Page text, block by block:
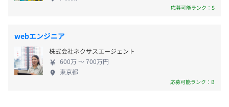
応募可能ランク：S
webエンジニア
株式会社ネクサスエージェント
600万 〜 700万円
東京都
応募可能ランク：B